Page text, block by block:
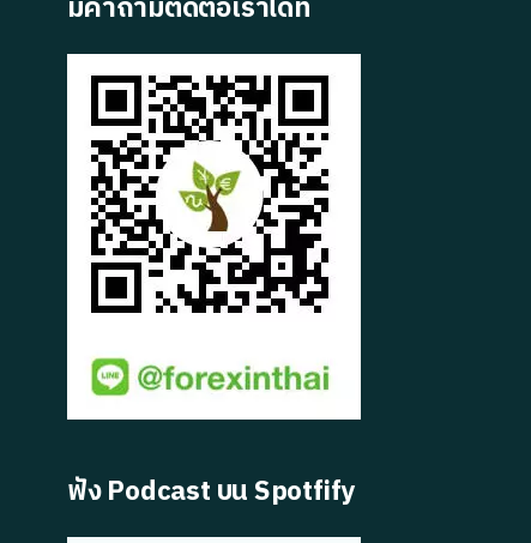
ฟัง Podcast บน Spotfify